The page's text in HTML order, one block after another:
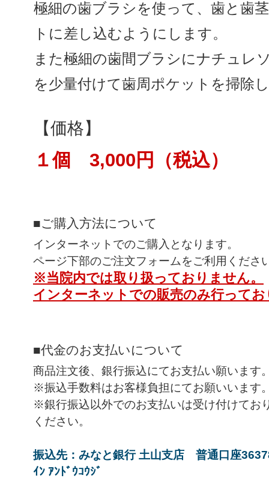
極細の歯ブラシを使って、歯と歯
トに差し込むようにします。
また極細の歯間ブラシにナチュレ
を少量付けて歯周ポケットを掃除
【価格】
１個 3,000円（税込）
■ご購入方法について
インターネットでのご購入となります。
ページ下部のご注文フォームをご利用くださ
※当院内では取り扱っておりません。
インターネットでの販売のみ行って
■代金のお支払いについて
商品注文後、銀行振込にてお支払い願います
※振込手数料はお客様負担にてお願いいます
※銀行振込以外でのお支払いは受け付けてお
ください。
振込先：みなと銀行 土山支店 普通口座
ｲﾝ ｱﾝﾄﾞｳｺｳｼﾞ